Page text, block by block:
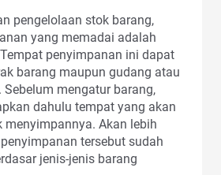
pengelolaan stok barang,
yang memadai adalah
penyimpanan ini dapat
barang maupun gudang atau
Sebelum mengatur barang,
dahulu tempat yang akan
menyimpannya. Akan lebih
tersebut sudah
jenis-jenis barang